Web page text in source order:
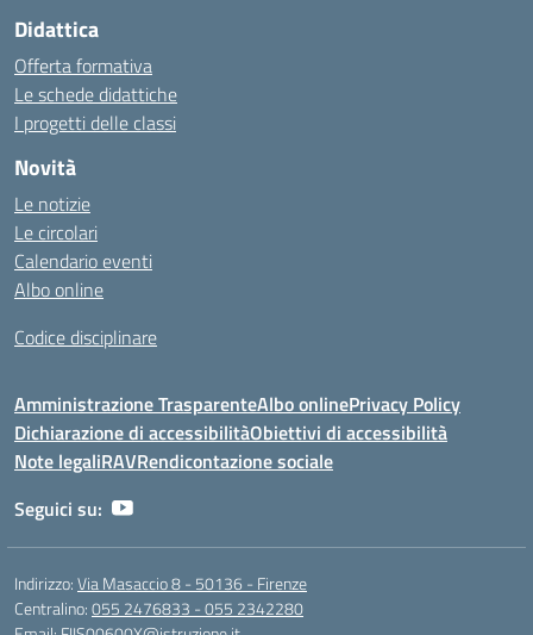
Didattica
Offerta formativa
Le schede didattiche
I progetti delle classi
Novità
Le notizie
Le circolari
Calendario eventi
Albo online
Codice disciplinare
Amministrazione TrasparenteAlbo onlinePrivacy Policy
Dichiarazione di accessibilitàObiettivi di accessibilità
Note legaliRAVRendicontazione sociale
Seguici su:
Indirizzo:Via Masaccio 8 - 50136 - Firenze
Centralino:055 2476833 - 055 2342280